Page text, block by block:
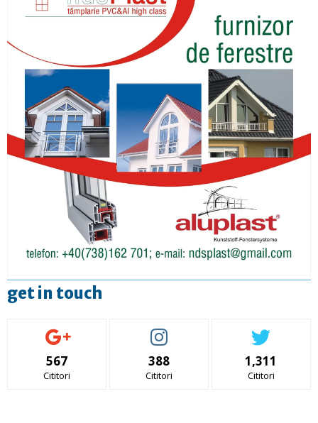
get in touch
567
Cititori
388
Cititori
1,311
Cititori